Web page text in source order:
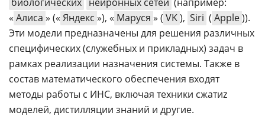
« Алиса » (« Яндекс »), « Маруся » ( VK), Siri ( Apple)).
Эти модели предназначены для решения различных
специфических (служебных и прикладных) задач в
рамках реализации назначения системы. Также в
состав математического обеспечения входят
методы работы с ИНС, включая техники сжатиz
моделей, дистилляции знаний и другие.